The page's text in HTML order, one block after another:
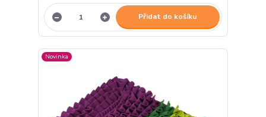
Přidat do košíku
Novinka